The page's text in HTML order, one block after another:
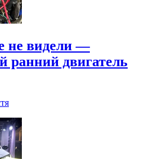
не видели —
ранний двигатель